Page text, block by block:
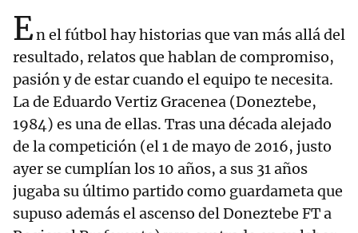
En el fútbol hay historias que van más allá del
resultado, relatos que hablan de compromiso,
pasión y de estar cuando el equipo te necesita.
La de Eduardo Vertiz Gracenea (Doneztebe,
1984) es una de ellas. Tras una década alejado
de la competición (el 1 de mayo de 2016, justo
ayer se cumplían los 10 años, a sus 31 años
jugaba su último partido como guardameta que
supuso además el ascenso del Doneztebe FT a